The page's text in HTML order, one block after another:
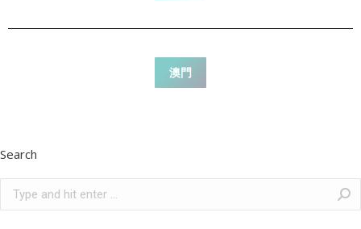
澳門
Search